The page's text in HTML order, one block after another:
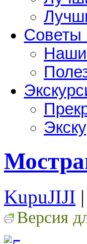
Советы
Наши
KupuJIJI
Версия